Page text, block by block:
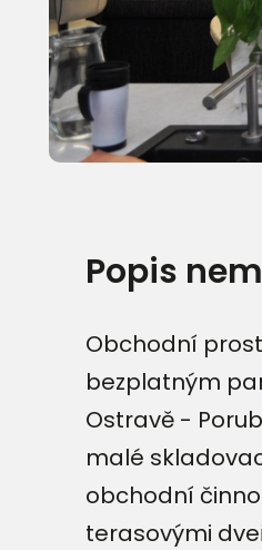
Popis
Obchodní
bezplatným
Ostravě -
malé
obchodní
terasovými